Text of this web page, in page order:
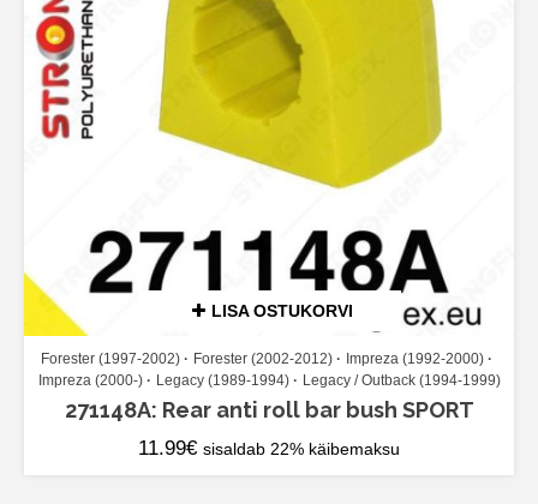
LISA OSTUKORVI
Forester (1997-2002) Forester (2002-2012)
Impreza (1992-2000)
Impreza (2000-)
Legacy (1989-1994) Legacy / Outback (1994-1999)
271148A: Rear anti roll bar bush SPORT
11.99€ sisaldab 22% käibemaksu